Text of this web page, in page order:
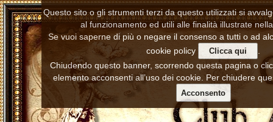
Questo sito o gli strumenti terzi da questo utilizzati si
al funzionamento ed utili alle finalità illustrate
Se vuoi saperne di più o negare il consenso a tutti o ad
cookie policy
Clicca qui
Chiudendo questo banner, scorrendo questa pagina o
elemento acconsenti all’uso dei cookie. Per chiudere
Acconsento